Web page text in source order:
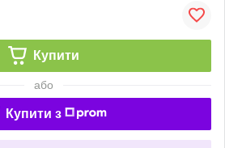
Купити
або
Купити з